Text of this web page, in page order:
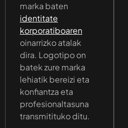
marka baten
identitate
korporatiboaren
oinarrizko atalak
dira. Logotipo on
batek zure marka
lehiatik bereizi eta
konfiantza eta
profesionaltasuna
transmitituko ditu.